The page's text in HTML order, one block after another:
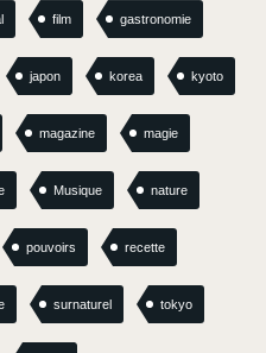
film gastronomie
japon korea kyoto
magazine magie
Musique nature
pouvoirs recette
surnaturel tokyo